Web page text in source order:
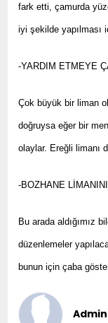
fark etti, çamurda
iyi şekilde yapılması
-YARDIM ETMEYE
Çok büyük bir liman
doğruysa eğer bir
olaylar. Ereğli limanı
-BOZHANE
Bu arada aldığımız
düzenlemeler
bunun için çaba
Admin